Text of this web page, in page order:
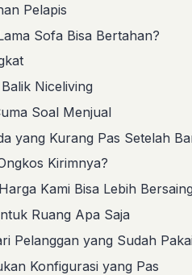
Pelapis
Sofa Bisa Bertahan?
Niceliving
Soal Menjual
yang Kurang Pas Setelah
Kirimnya?
Kami Bisa Lebih Bersaing
Ruang Apa Saja
Pelanggan yang Sudah
Konfigurasi yang Pas